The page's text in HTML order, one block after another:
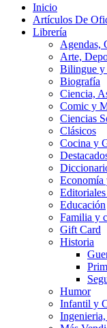
Inicio
Artículos De
Librería
Agendas,
Arte,
Bilingue y
Biografía
Ciencia,
Comic y
Ciencias
Clásicos
Cocina y
Economía
Educación
Familia y
Gift Card
Historia
Humor
Infantil y